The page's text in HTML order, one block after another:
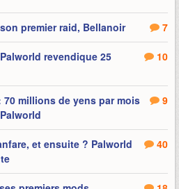
7
premier raid, Bellanoir
10
revendique 25
9
millions de yens par mois
40
et ensuite ? Palworld